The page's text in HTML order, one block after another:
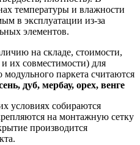
температуры и влажности
в эксплуатации из-за
элементов.
на складе, стоимости,
их совместимости) для
модульного паркета считаются
дуб, мербау, орех, венге
условиях собираются
на монтажную сетку
производится